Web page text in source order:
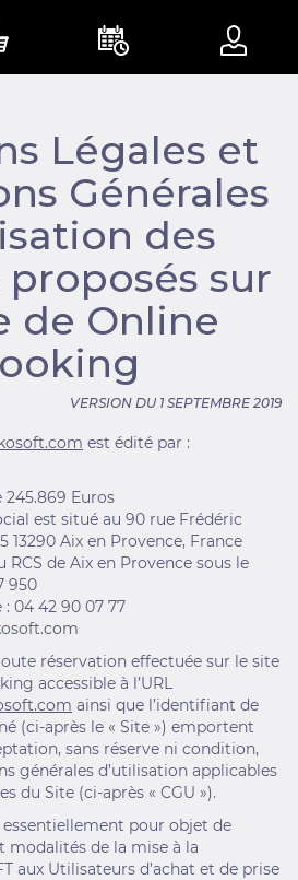
Légales et
Générales
des
sur
de Online
VERSION DU 1 SEPTEMBRE 2019
est édité par :
245.869 Euros
est situé au 90 rue Frédéric
13290 Aix en Provence, France
de Aix en Provence sous le
950
: 04 42 90 07 77
réservation effectuée sur le site
accessible à l’URL
ainsi que l’identifiant de
(ci-après le « Site ») emportent
sans réserve ni condition,
générales d’utilisation applicables
du Site (ci-après « CGU »).
essentiellement pour objet de
de la mise à la
aux Utilisateurs d’achat et de prise